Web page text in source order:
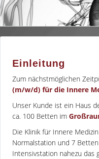
Einleitung
Zum nächstmöglichen
(m/w/d) für die Innere
Unser Kunde ist ein Haus
ca. 100 Betten im
Die Klinik für Innere
Normalstation und 7
Intensivstation nahezu das